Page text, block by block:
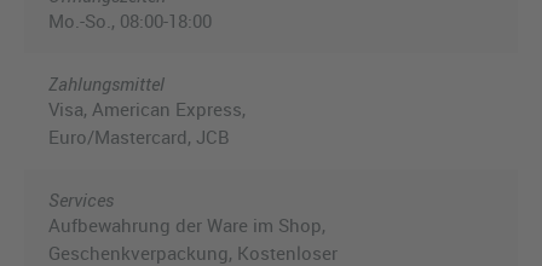
Mo.-So., 08:00-18:00
Zahlungsmittel
Visa, American Express,
Euro/Mastercard, JCB
Services
Aufbewahrung der Ware im Shop,
Geschenkverpackung, Kostenloser